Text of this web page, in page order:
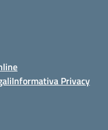
Informativa Privacy